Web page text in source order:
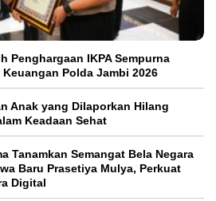
Penghargaan IKPA Sempurna
Polda Jambi 2026
Anak yang Dilaporkan Hilang
Keadaan Sehat
Tanamkan Semangat Bela Negara
Baru Prasetiya Mulya, Perkuat
Digital